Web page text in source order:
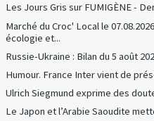
Les Jours Gris sur FUMIGÈNE -
Marché du Croc' Local le
écologie et...
Russie-Ukraine : Bilan du 5 août
Humour. France Inter vient de
Ulrich Siegmund exprime des
Le Japon et l’Arabie Saoudite